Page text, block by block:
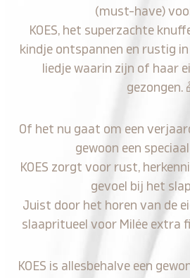
(must-have)
KOES, het superzachte
kindje ontspannen en rustig
liedje waarin zijn of haar
gezongen.
Of het nu gaat om een
gewoon een
KOES zorgt voor rust,
gevoel bij het
Juist door het horen van de
slaapritueel voor Milée extra
KOES is allesbehalve een